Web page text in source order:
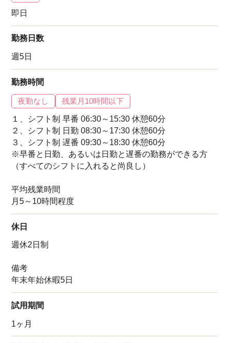
即日
勤務日数
週5日
勤務時間
夜勤なし 残業月10時間以下
１、シフト制 早番 06:30～15:30 休憩60分
２、シフト制 日勤 08:30～17:30 休憩60分
３、シフト制 遅番 09:30～18:30 休憩60分
※早番と日勤、あるいは日勤と遅番の勤務ができる方
（すべてのシフトに入れると尚良し）
平均残業時間
月5～10時間程度
休日
週休2日制
備考
年末年始休暇5日
試用期間
1ヶ月